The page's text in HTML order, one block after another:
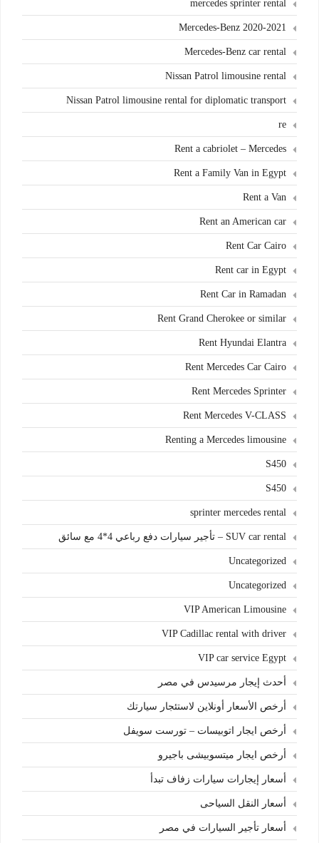
mercedes sprinter rental
Mercedes-Benz 2020-2021
Mercedes-Benz car rental
Nissan Patrol limousine rental
Nissan Patrol limousine rental for diplomatic transport
re
Rent a cabriolet – Mercedes
Rent a Family Van in Egypt
Rent a Van
Rent an American car
Rent Car Cairo
Rent car in Egypt
Rent Car in Ramadan
Rent Grand Cherokee or similar
Rent Hyundai Elantra
Rent Mercedes Car Cairo
Rent Mercedes Sprinter
Rent Mercedes V-CLASS
Renting a Mercedes limousine
S450
S450
sprinter mercedes rental
SUV car rental – تأجير سيارات دفع رباعي 4*4 مع سائق
Uncategorized
Uncategorized
VIP American Limousine
VIP Cadillac rental with driver
VIP car service Egypt
أحدث إيجار مرسيدس في مصر
أرخص الأسعار أونلاين لاستئجار سيارتك
أرخص ايجار اتوبيسات – تورست سويفل
أرخص ايجار ميتسوبيشى باجيرو
أسعار إيجارات سيارات زفاف تبدأ
أسعار النقل السياحى
أسعار تأجير السيارات في مصر